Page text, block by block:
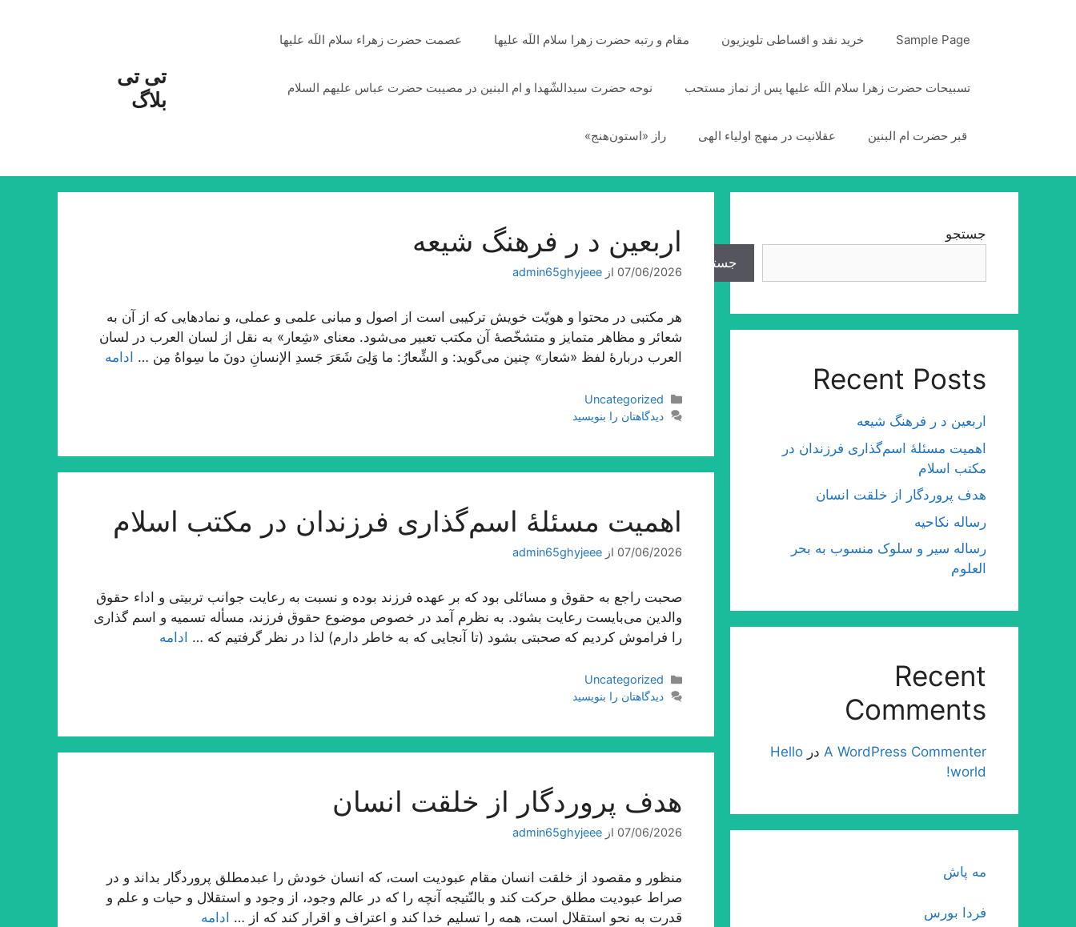
تی تی
بلاگ
Sample Page خرید نقد و اقساطی تلویزیون مقام و رتبه حضرت زهرا سلام اللَه علیها عصمت حضرت زهراء سلام اللَه علیها
تسبیحات حضرت زهرا سلام اللَه علیها پس از نماز مستحب نوحه حضرت سیدالشّهدا و ام البنین در مصیبت حضرت عباس علیهم السلام
قبر حضرت ام البنین عقلانیت در منهج اولیاء الهی راز «استون‌هنج»
اربعین د ر فرهنگ شیعه
07/06/2026 از admin65ghyjeee
هر مکتبی در محتوا و هویّت خویش ترکیبی است از اصول و مبانی علمی و عملی، و نمادهایی که از آن به
شعائر و مظاهر متمایز و متشخّصۀ آن مکتب تعبیر می‌شود. معنای «شِعار» به نقل از لسان العرب در لسان
العرب دربارۀ لفظ «شعار» چنین می‌گوید: و الشِّعارُ: ما وَلِیَ شَعَرَ جَسدِ الإنسانِ دونَ ما سِواهُ مِن … ادامه
دسته‌ها
Uncategorized
دیدگاهتان را بنویسید
اهمیت مسئلۀ اسم‌گذارى فرزندان در مكتب اسلام
07/06/2026 از admin65ghyjeee
صحبت راجع به حقوق و مسائلی بود كه بر عهده فرزند بوده و نسبت به رعایت جوانب تربیتی و اداء حقوق
والدین می‌بایست رعایت بشود. به نظرم آمد در خصوص موضوع حقوق فرزند، مسأله تسمیه و اسم گذاری
را فراموش كردیم كه صحبتی بشود (تا آنجایی كه به خاطر دارم) لذا در نظر گرفتیم كه … ادامه
دسته‌ها
Uncategorized
دیدگاهتان را بنویسید
هدف پروردگار از خلقت انسان
07/06/2026 از admin65ghyjeee
منظور و مقصود از خلقت انسان مقام عبودیت است، كه انسان خودش را عبدمطلق پروردگار بداند و در
صراط عبودیت مطلق حركت كند و بالنّتیجه آنچه را كه در عالم وجود، از وجود و استقلال و حیات و علم و
قدرت به نحو استقلال است، همه را تسلیم خدا كند و اعتراف و اقرار كند كه از … ادامه
جستجو
جستجو
Recent Posts
اربعین د ر فرهنگ شیعه
اهمیت مسئلۀ اسم‌گذارى فرزندان در
مكتب اسلام
هدف پروردگار از خلقت انسان
رساله نکاحیه
رساله سیر و سلوک منسوب به بحر
العلوم
Recent
Comments
A WordPress Commenter در Hello
world!
مه پاش
فردا بورس